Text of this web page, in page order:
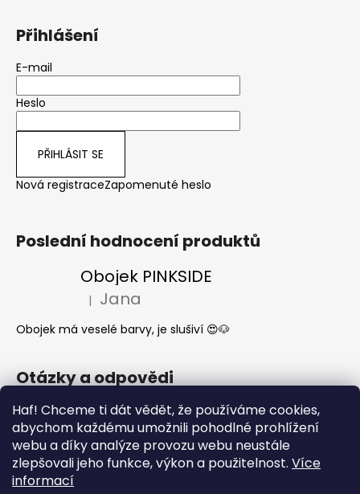
Haf! Chceme ti dát vědět, že používáme cookies,
abychom každému umožnili pohodlné prohlížení
webu a díky analýze provozu webu neustále
zlepšovali jeho funkce, výkon a použitelnost. Více
informací
Přihlášení
E-mail
Heslo
PŘIHLÁSIT SE
Nová registraceZapomenuté heslo
Poslední hodnocení produktů
Obojek PINKSIDE
Hodnocení produktu je 5 z 5 hvězdiček.
| Jana
Obojek má veselé barvy, je slušiví 😍🐶
Otázky a odpovědi
Jak se start o látkové obojky a vodítka?
Kdy mi dorazí moje objednávka?
Nejčastější dotazy- Co může a nemůže
pes jíst